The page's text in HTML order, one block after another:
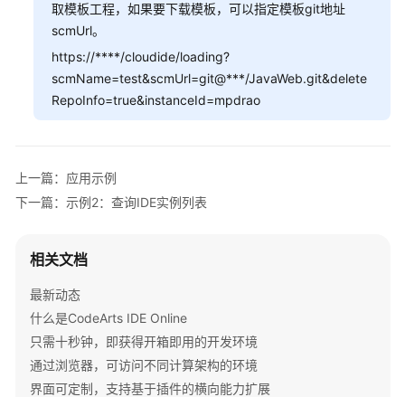
任
云
等
协
议
（SLA）
白
取模板工程，如果要下载模板，可以指定模板git地址
scmUrl。
https://****/cloudide/loading?
scmName=test&scmUrl=git@***/JavaWeb.git&delete
RepoInfo=true&instanceId=mpdrao
上一篇：应用示例
下一篇：示例2：查询IDE实例列表
相关文档
最新动态
什么是CodeArts IDE Online
只需十秒钟，即获得开箱即用的开发环境
通过浏览器，可访问不同计算架构的环境
界面可定制，支持基于插件的横向能力扩展